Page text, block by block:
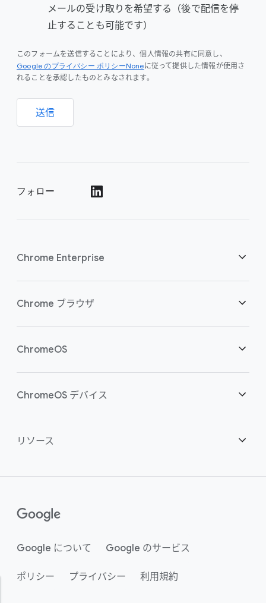
メールの受け取りを希望する（後で配信を停
止することも可能です）
このフォームを送信することにより、個人情報の共有に同意し、
Google のプライバシー ポリシーNoneに従って提供した情報が使用さ
れることを承認したものとみなされます。
送信
フォロー
Chrome Enterprise
セキュリティ
Chrome ブラウザ
概要
ChromeOS
概要
コンタクト センター
Chrome Enterprise Upgrade
サステナビリティ
ChromeOS デバイス
概要
デバイス
購入方法
リソース
ガイド
()
Google について Google のサービス
ポリシー プライバシー 利用規約